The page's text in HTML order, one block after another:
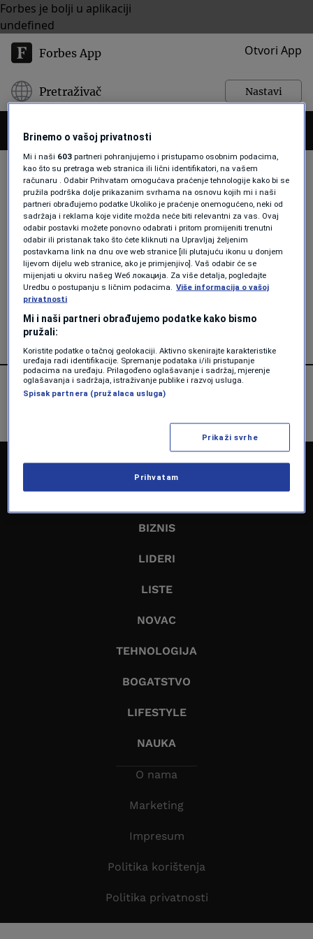
Forbes je bolji u aplikaciji
undefined
Forbes App Otvori App
Pretraživač Nastavi
WEB PORTALI
BIZNIS
Kakva je sudbina printanih medija u
BiH, ko su konzumenti i kako
opstaju u online svijetu?
NASLOVNA
BIZNIS
LIDERI
LISTE
NOVAC
TEHNOLOGIJA
BOGATSTVO
LIFESTYLE
NAUKA
O nama
Marketing
Impresum
Politika korištenja
Politika privatnosti
Brinemo o vašoj privatnosti
Mi i naši 603 partneri pohranjujemo i pristupamo osobnim podacima,
kao što su pretraga web stranica ili lični identifikatori, na vašem
računaru . Odabir Prihvatam omogućava praćenje tehnologije kako bi se
pružila podrška dolje prikazanim svrhama na osnovu kojih mi i naši
partneri obrađujemo podatke Ukoliko je praćenje onemogućeno, neki od
sadržaja i reklama koje vidite možda neće biti relevantni za vas. Ovaj
odabir postavki možete ponovno odabrati i pritom promijeniti trenutni
odabir ili pristanak tako što ćete kliknuti na Upravljaj željenim
postavkama link na dnu ove web stranice [ili plutajuću ikonu u donjem
lijevom dijelu web stranice, ako je primjenjivo]. Vaš odabir će se
mijenjati u okviru našeg Wеб локација. Za više detalja, pogledajte
Uredbu o postupanju s ličnim podacima.
Više informacija o vašoj
privatnosti
Mi i naši partneri obrađujemo podatke kako bismo
pružali:
Koristite podatke o tačnoj geolokaciji. Aktivno skenirajte karakteristike
uređaja radi identifikacije. Spremanje podataka i/ili pristupanje
podacima na uređaju. Prilagođeno oglašavanje i sadržaj, mjerenje
oglašavanja i sadržaja, istraživanje publike i razvoj usluga.
Spisak partnera (pružalaca usluga)
Prikaži svrhe
Prihvatam